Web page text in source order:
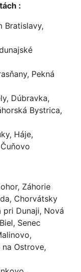
:
Bratislavy,
Pekná
Dúbravka,
Bystrica,
Háje,
Záhorie
Chorvátsky
pri Dunaji, Nová
Senec
Ostrove,